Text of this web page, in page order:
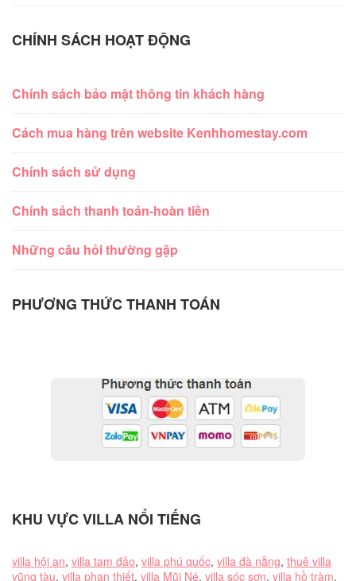
CHÍNH SÁCH HOẠT ĐỘNG
Chính sách bảo mật thông tin khách hàng
Cách mua hàng trên website Kenhhomestay.com
Chính sách sử dụng
Chính sách thanh toán-hoàn tiền
Những câu hỏi thường gặp
PHƯƠNG THỨC THANH TOÁN
KHU VỰC VILLA NỔI TIẾNG
villa hội an, villa tam đảo, villa phú quốc, villa đà nẵng, thuê villa
vũng tàu, villa phan thiết, villa Mũi Né, villa sóc sơn, villa hồ tràm,